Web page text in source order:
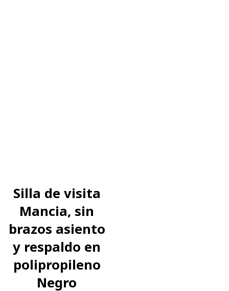
Silla de visita
Mancia, sin
brazos asiento
y respaldo en
polipropileno
Negro